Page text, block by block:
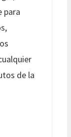
para
de la